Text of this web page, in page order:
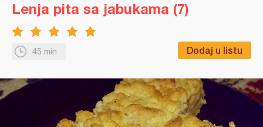
45 min Dodaj u listu
Lenja pita sa jabukama (7)